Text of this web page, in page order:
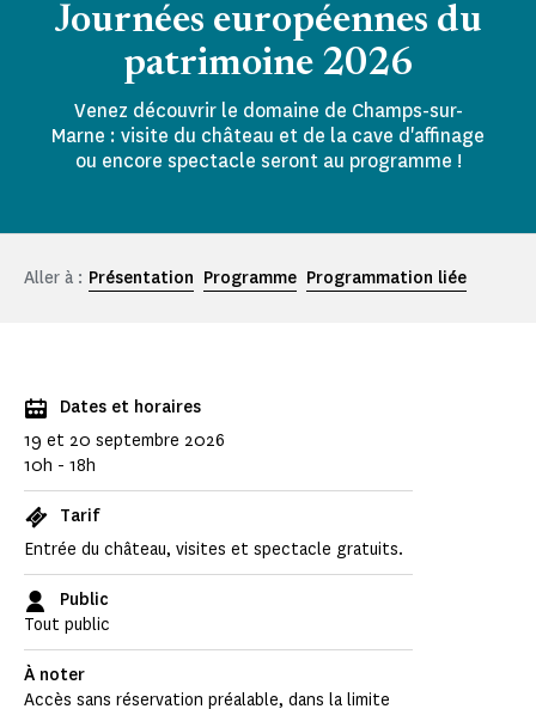
Journées européennes du
patrimoine 2026
Venez découvrir le domaine de Champs-sur-
Marne : visite du château et de la cave d'affinage
ou encore spectacle seront au programme !
Aller à : Présentation Programme Programmation liée
Dates et horaires
19 et 20 septembre 2026
10h - 18h
Tarif
Entrée du château, visites et spectacle gratuits.
Public
Tout public
À noter
Accès sans réservation préalable, dans la limite